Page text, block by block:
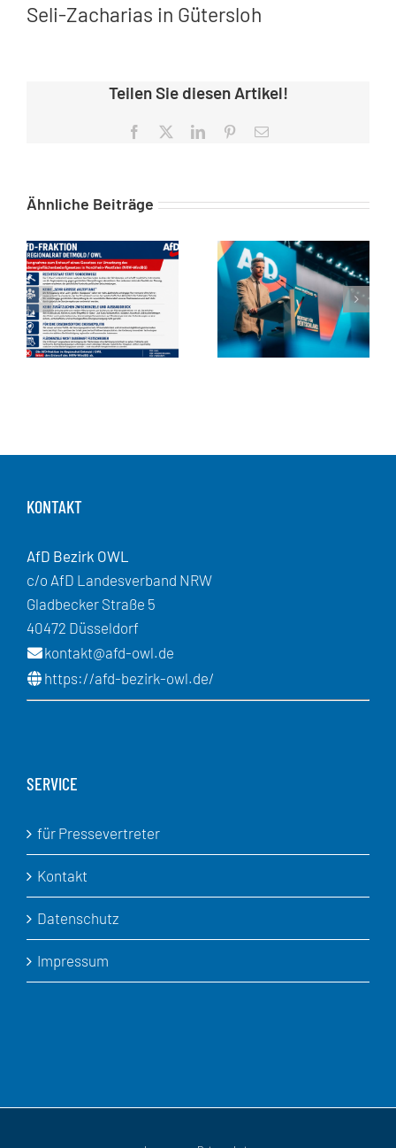
Seli-Zacharias in Gütersloh
Teilen Sie diesen Artikel!
Facebook LinkedInPinterest
E-
Ähnliche Beiträge
KONTAKT
AfD Bezirk OWL
c/o AfD Landesverband NRW
Gladbecker Straße 5
40472 Düsseldorf
kontakt@afd-owl.de
https://afd-bezirk-owl.de/
SERVICE
für Pressevertreter
Kontakt
Datenschutz
Impressum